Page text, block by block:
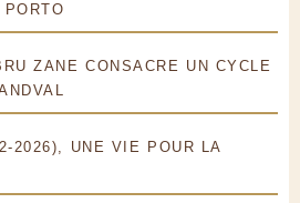
ZANE CONSACRE UN CYCLE
2026), UNE VIE POUR LA